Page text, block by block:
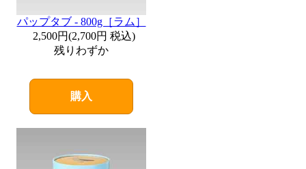
パップタブ - 800g［ラム］
2,500円(2,700円 税込)
残りわずか
購入